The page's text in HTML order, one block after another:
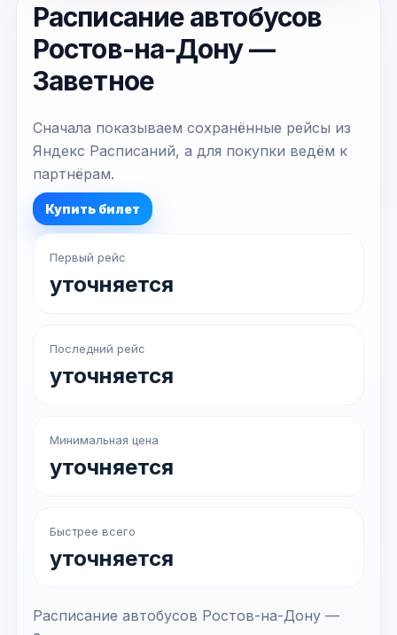
Расписание автобусов
Ростов-на-Дону —
Заветное
Сначала показываем сохранённые рейсы из
Яндекс Расписаний, а для покупки ведём к
партнёрам.
Купить билет
Первый рейс
уточняется
Последний рейс
уточняется
Минимальная цена
уточняется
Быстрее всего
уточняется
Расписание автобусов Ростов-на-Дону —